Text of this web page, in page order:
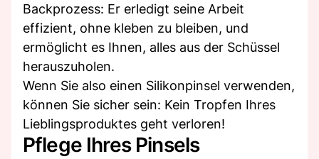
Backprozess: Er erledigt seine Arbeit
effizient, ohne kleben zu bleiben, und
ermöglicht es Ihnen, alles aus der Schüssel
herauszuholen.
Wenn Sie also einen Silikonpinsel verwenden,
können Sie sicher sein: Kein Tropfen Ihres
Lieblingsproduktes geht verloren!
Pflege Ihres Pinsels